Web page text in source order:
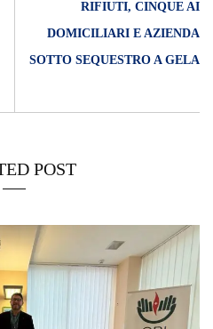
RIFIUTI, CINQUE AI
DOMICILIARI E AZIENDA
SOTTO SEQUESTRO A GELA
POST